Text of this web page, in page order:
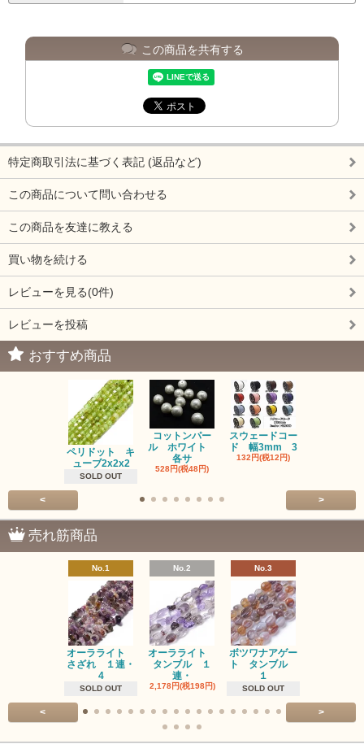
この商品を共有する
特定商取引法に基づく表記 (返品など)
この商品について問い合わせる
この商品を友達に教える
買い物を続ける
レビューを見る(0件)
レビューを投稿
おすすめ商品
ペリドット キ
ューブ2x2x2
SOLD OUT
コットンパー
ル ホワイト
各サ
528円(税48円)
スウェードコー
ド 幅3mm 3
132円(税12円)
< >
売れ筋商品
No.1
オーラライト
さざれ １連・
4
SOLD OUT
No.2
オーラライト
タンブル １
連・
2,178円(税198円)
No.3
ボツワナアゲー
ト タンブル
１
SOLD OUT
< >